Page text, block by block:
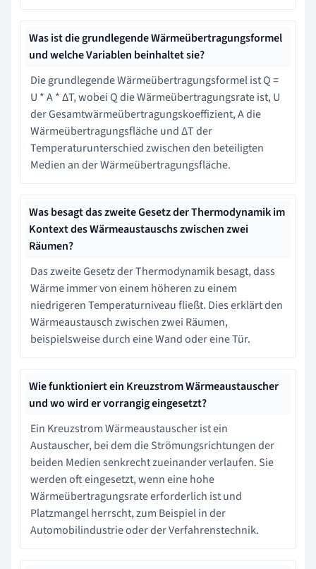
Was ist die grundlegende Wärmeübertragungsformel
und welche Variablen beinhaltet sie?
Die grundlegende Wärmeübertragungsformel ist Q =
U * A * ΔT, wobei Q die Wärmeübertragungsrate ist, U
der Gesamtwärmeübertragungskoeffizient, A die
Wärmeübertragungsfläche und ΔT der
Temperaturunterschied zwischen den beteiligten
Medien an der Wärmeübertragungsfläche.
Was besagt das zweite Gesetz der Thermodynamik im
Kontext des Wärmeaustauschs zwischen zwei
Räumen?
Das zweite Gesetz der Thermodynamik besagt, dass
Wärme immer von einem höheren zu einem
niedrigeren Temperaturniveau fließt. Dies erklärt den
Wärmeaustausch zwischen zwei Räumen,
beispielsweise durch eine Wand oder eine Tür.
Wie funktioniert ein Kreuzstrom Wärmeaustauscher
und wo wird er vorrangig eingesetzt?
Ein Kreuzstrom Wärmeaustauscher ist ein
Austauscher, bei dem die Strömungsrichtungen der
beiden Medien senkrecht zueinander verlaufen. Sie
werden oft eingesetzt, wenn eine hohe
Wärmeübertragungsrate erforderlich ist und
Platzmangel herrscht, zum Beispiel in der
Automobilindustrie oder der Verfahrenstechnik.